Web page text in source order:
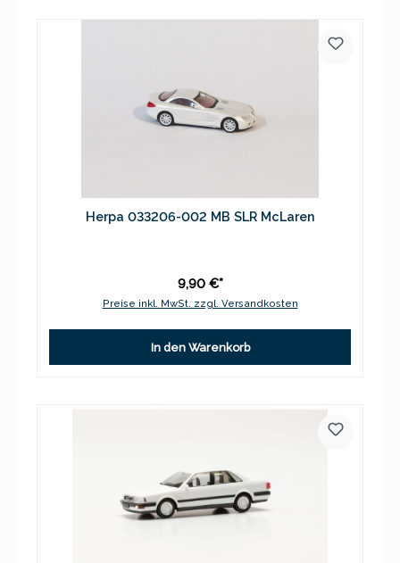
Herpa 033206-002 MB SLR McLaren
9,90 €*
Preise inkl. MwSt. zzgl. Versandkosten
In den Warenkorb